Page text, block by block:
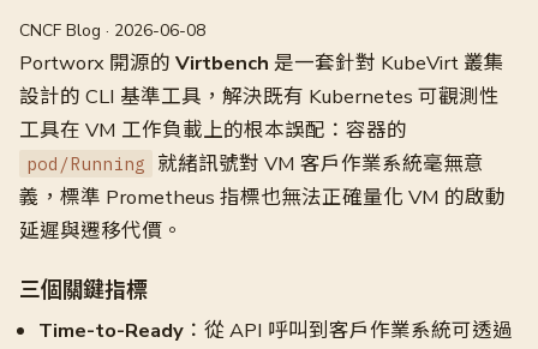
CNCF Blog · 2026-06-08
Portworx 開源的 Virtbench 是一套針對 KubeVirt 叢集
設計的 CLI 基準工具，解決既有 Kubernetes 可觀測性
工具在 VM 工作負載上的根本誤配：容器的
pod/Running
就緒訊號對 VM 客戶作業系統毫無意
義，標準 Prometheus 指標也無法正確量化 VM 的啟動
延遲與遷移代價。
三個關鍵指標
Time-to-Ready ：從 API 呼叫到客戶作業系統可透過